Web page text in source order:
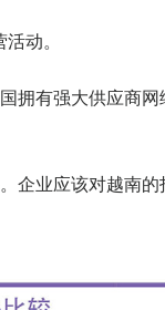
动。
拥有强大供应商
企业应该对越南